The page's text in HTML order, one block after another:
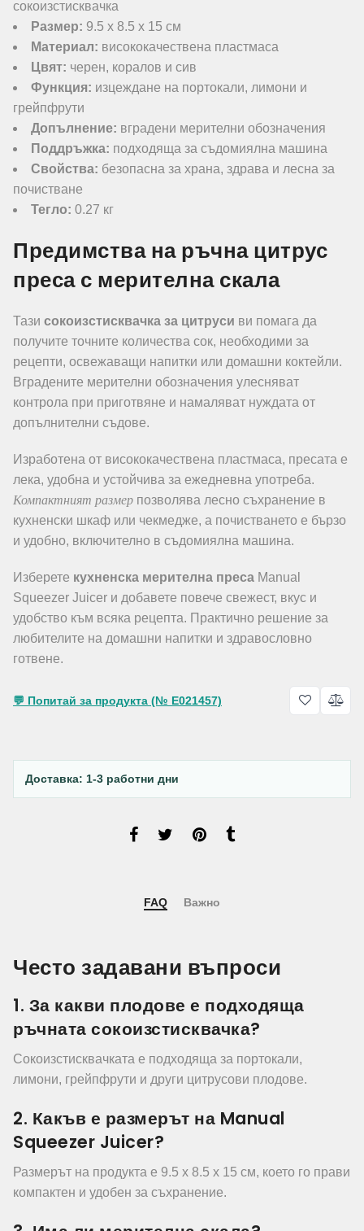
сокоизстисквачка
Размер: 9.5 x 8.5 x 15 см
Материал: висококачествена пластмаса
Цвят: черен, коралов и сив
Функция: изцеждане на портокали, лимони и
грейпфрути
Допълнение: вградени мерителни обозначения
Поддръжка: подходяща за съдомиялна машина
Свойства: безопасна за храна, здрава и лесна за
почистване
Тегло: 0.27 кг
Предимства на ръчна цитрус
преса с мерителна скала
Тази сокоизстисквачка за цитруси ви помага да
получите точните количества сок, необходими за
рецепти, освежаващи напитки или домашни коктейли.
Вградените мерителни обозначения улесняват
контрола при приготвяне и намаляват нуждата от
допълнителни съдове.
Изработена от висококачествена пластмаса, пресата е
лека, удобна и устойчива за ежедневна употреба.
Компактният размер позволява лесно съхранение в
кухненски шкаф или чекмедже, а почистването е бързо
и удобно, включително в съдомиялна машина.
Изберете кухненска мерителна преса Manual
Squeezer Juicer и добавете повече свежест, вкус и
удобство към всяка рецепта. Практично решение за
любителите на домашни напитки и здравословно
готвене.
💬 Попитай за продукта (№ E021457)
Доставка: 1-3 работни дни
FAQ Важно
Често задавани въпроси
1. За какви плодове е подходяща
ръчната сокоизстисквачка?
Сокоизстисквачката е подходяща за портокали,
лимони, грейпфрути и други цитрусови плодове.
2. Какъв е размерът на Manual
Squeezer Juicer?
Размерът на продукта е 9.5 x 8.5 x 15 см, което го прави
компактен и удобен за съхранение.